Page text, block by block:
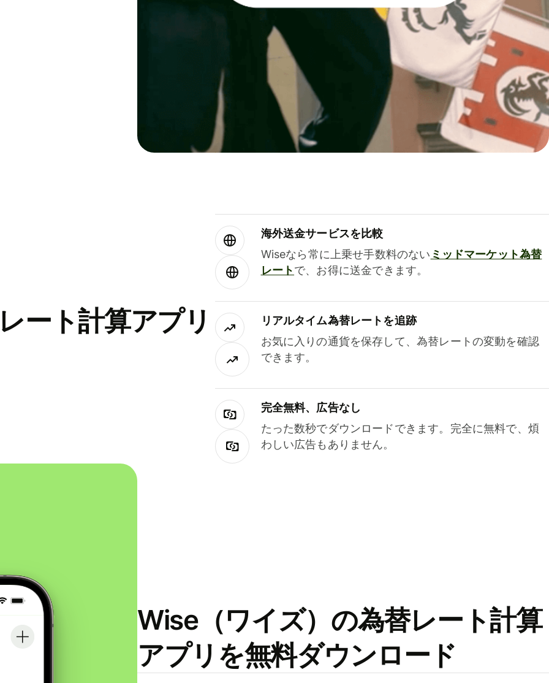
ート計算アプリ
海外送金サービスを比較
Wiseなら常に上乗せ手数料のない ミッドマーケット為替
レートで、お得に送金できます。
リアルタイム為替レートを追跡
お気に入りの通貨を保存して、為替レートの変動を確認
できます。
完全無料、広告なし
たった数秒でダウンロードできます。完全に無料で、煩
わしい広告もありません。
Wise（ワイズ）の為替レート計算
アプリを無料ダウンロード